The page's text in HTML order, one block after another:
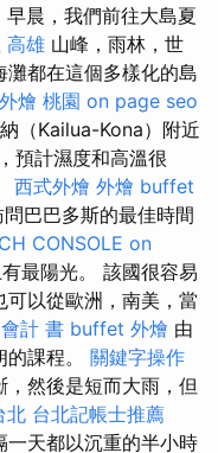
晨，我們前往大島夏
高雄 山峰，雨林，世
都在這個多樣化的島
外燴 桃園 on page seo
（Kailua-Kona）附近
預計濕度和高溫很
西式外燴 外燴 buffet
問巴巴多斯的最佳時間
CONSOLE on
最陽光。 該國很容易
以從歐洲，南美，當
計 書 buffet 外燴 由
課程。 關鍵字操作
然後是短而大雨，但
北 台北記帳士推薦
一天都以沉重的半小時